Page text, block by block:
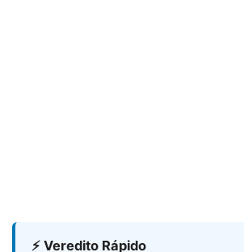
⚡ Veredito Rápido